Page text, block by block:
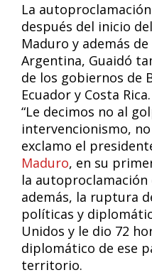
La
después del inicio
Maduro y además
Argentina, Guaidó
de los gobiernos de
Ecuador y Costa Rica.
“Le decimos no al
intervencionismo,
exclamo el
Maduro, en su
la autoproclamación
además, la ruptura
políticas y
Unidos y le dio 72
diplomático de ese
territorio.